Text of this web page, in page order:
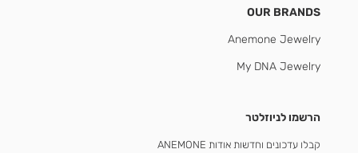
OUR BRANDS
Anemone Jewelry
My DNA Jewelry
הרשמו לניוזלטר
קבלו עדכונים וחדשות אודות ANEMONE